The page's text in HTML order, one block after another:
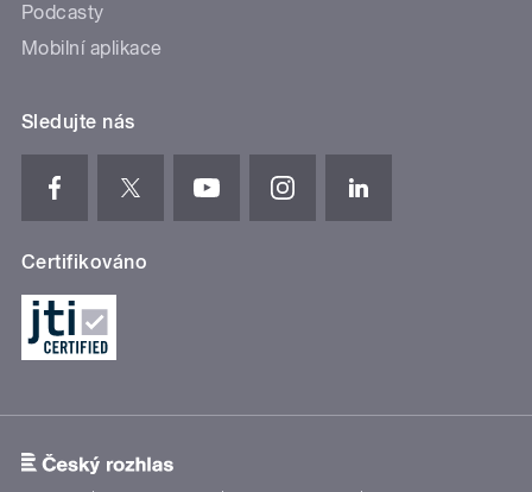
Podcasty
Mobilní aplikace
Sledujte nás
Certifikováno